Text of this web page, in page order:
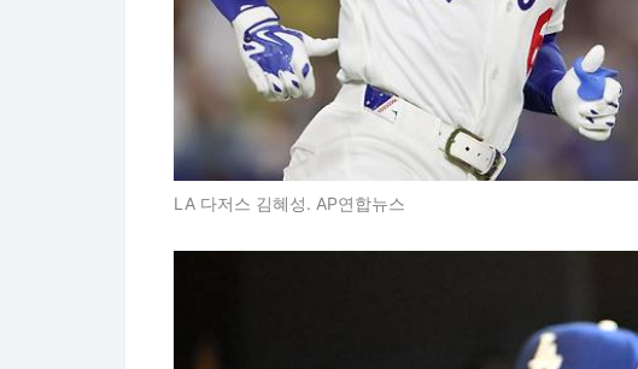
LA 다저스 김혜성. AP연합뉴스